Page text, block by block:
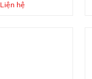
Liện hệ